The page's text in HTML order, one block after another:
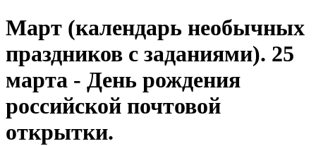
Март (календарь необычных
праздников с заданиями). 25
марта - День рождения
российской почтовой
открытки.